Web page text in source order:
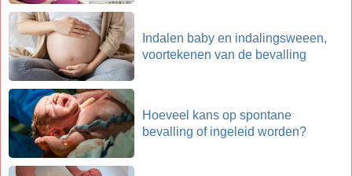
Indalen baby en indalingsweeen,
voortekenen van de bevalling
Hoeveel kans op spontane
bevalling of ingeleid worden?